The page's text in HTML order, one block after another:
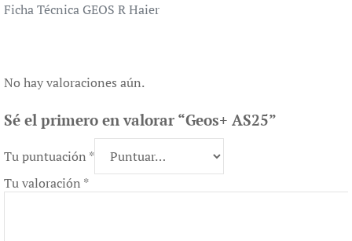
Ficha Técnica GEOS R Haier
No hay valoraciones aún.
Sé el primero en valorar “Geos+ AS25”
Tu puntuación *
Tu valoración *